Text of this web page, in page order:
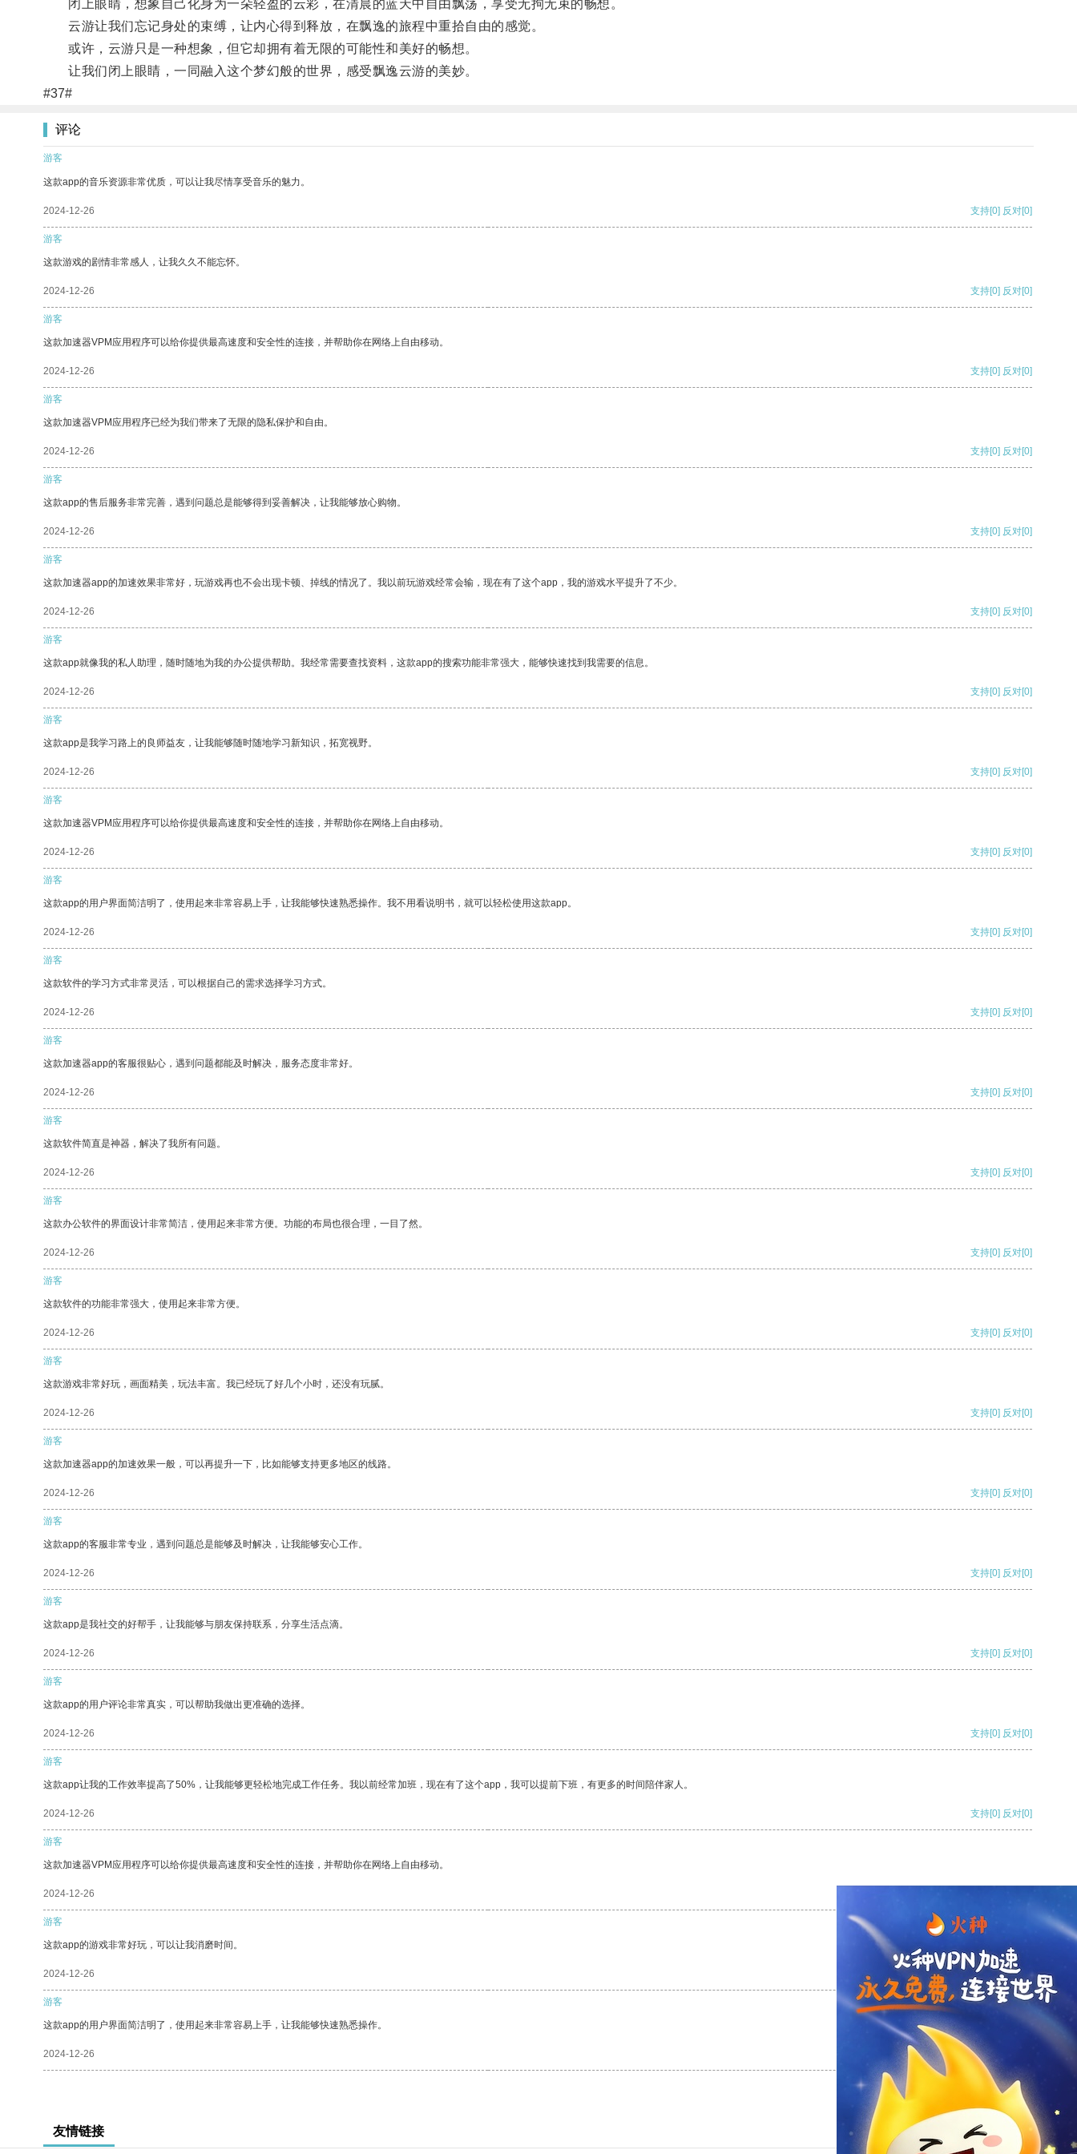
闭上眼睛，想象自己化身为一朵轻盈的云彩，在清晨的蓝天中自由飘荡，享受无拘无束的畅想。
云游让我们忘记身处的束缚，让内心得到释放，在飘逸的旅程中重拾自由的感觉。
或许，云游只是一种想象，但它却拥有着无限的可能性和美好的畅想。
让我们闭上眼睛，一同融入这个梦幻般的世界，感受飘逸云游的美妙。
#37#
评论
游客
这款app的音乐资源非常优质，可以让我尽情享受音乐的魅力。
2024-12-26 支持[0] 反对[0]
游客
这款游戏的剧情非常感人，让我久久不能忘怀。
2024-12-26 支持[0] 反对[0]
游客
这款加速器VPM应用程序可以给你提供最高速度和安全性的连接，并帮助你在网络上自由移动。
2024-12-26 支持[0] 反对[0]
游客
这款加速器VPM应用程序已经为我们带来了无限的隐私保护和自由。
2024-12-26 支持[0] 反对[0]
游客
这款app的售后服务非常完善，遇到问题总是能够得到妥善解决，让我能够放心购物。
2024-12-26 支持[0] 反对[0]
游客
这款加速器app的加速效果非常好，玩游戏再也不会出现卡顿、掉线的情况了。我以前玩游戏经常会输，现在有了这个app，我的游戏水平提升了不少。
2024-12-26 支持[0] 反对[0]
游客
这款app就像我的私人助理，随时随地为我的办公提供帮助。我经常需要查找资料，这款app的搜索功能非常强大，能够快速找到我需要的信息。
2024-12-26 支持[0] 反对[0]
游客
这款app是我学习路上的良师益友，让我能够随时随地学习新知识，拓宽视野。
2024-12-26 支持[0] 反对[0]
游客
这款加速器VPM应用程序可以给你提供最高速度和安全性的连接，并帮助你在网络上自由移动。
2024-12-26 支持[0] 反对[0]
游客
这款app的用户界面简洁明了，使用起来非常容易上手，让我能够快速熟悉操作。我不用看说明书，就可以轻松使用这款app。
2024-12-26 支持[0] 反对[0]
游客
这款软件的学习方式非常灵活，可以根据自己的需求选择学习方式。
2024-12-26 支持[0] 反对[0]
游客
这款加速器app的客服很贴心，遇到问题都能及时解决，服务态度非常好。
2024-12-26 支持[0] 反对[0]
游客
这款软件简直是神器，解决了我所有问题。
2024-12-26 支持[0] 反对[0]
游客
这款办公软件的界面设计非常简洁，使用起来非常方便。功能的布局也很合理，一目了然。
2024-12-26 支持[0] 反对[0]
游客
这款软件的功能非常强大，使用起来非常方便。
2024-12-26 支持[0] 反对[0]
游客
这款游戏非常好玩，画面精美，玩法丰富。我已经玩了好几个小时，还没有玩腻。
2024-12-26 支持[0] 反对[0]
游客
这款加速器app的加速效果一般，可以再提升一下，比如能够支持更多地区的线路。
2024-12-26 支持[0] 反对[0]
游客
这款app的客服非常专业，遇到问题总是能够及时解决，让我能够安心工作。
2024-12-26 支持[0] 反对[0]
游客
这款app是我社交的好帮手，让我能够与朋友保持联系，分享生活点滴。
2024-12-26 支持[0] 反对[0]
游客
这款app的用户评论非常真实，可以帮助我做出更准确的选择。
2024-12-26 支持[0] 反对[0]
游客
这款app让我的工作效率提高了50%，让我能够更轻松地完成工作任务。我以前经常加班，现在有了这个app，我可以提前下班，有更多的时间陪伴家人。
2024-12-26 支持[0] 反对[0]
游客
这款加速器VPM应用程序可以给你提供最高速度和安全性的连接，并帮助你在网络上自由移动。
2024-12-26
游客
这款app的游戏非常好玩，可以让我消磨时间。
2024-12-26 支持 [0] 反对 [0]
游客
这款app的用户界面简洁明了，使用起来非常容易上手，让我能够快速熟悉操作。
2024-12-26 支持
友情链接